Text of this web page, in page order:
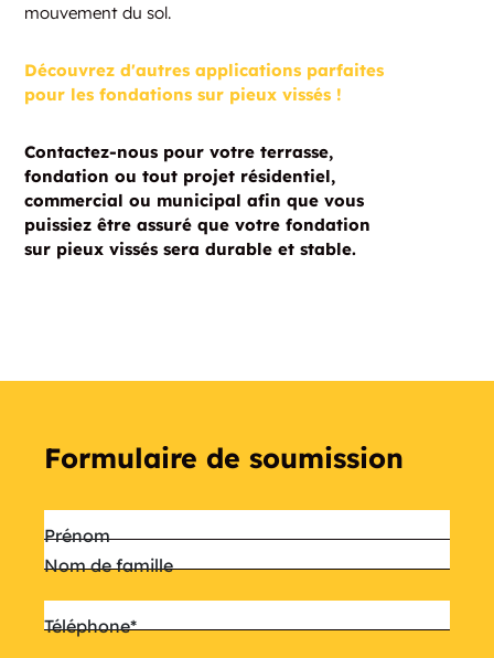
mouvement du sol.
Découvrez d'autres applications parfaites
pour les fondations sur pieux vissés !
Contactez-nous pour votre terrasse,
fondation ou tout projet résidentiel,
commercial ou municipal afin que vous
puissiez être assuré que votre fondation
sur pieux vissés sera durable et stable.
Formulaire de soumission
Nom*
Prénom
Nom de famille
Téléphone*